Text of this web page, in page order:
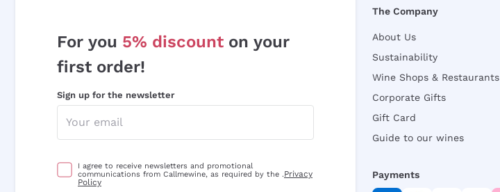
For you 5% discount on your
first order!
Sign up for the newsletter
I agree to receive newsletters and promotional
communications from Callmewine, as required by the .Privacy
Policy
The Company
About Us
Sustainability
Wine Shops & Restaurants
Corporate Gifts
Gift Card
Guide to our wines
Payments